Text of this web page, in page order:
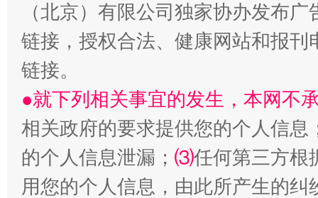
（北京）有限公司独家协办发布
链接，授权合法、健康网站和报
链接。
●就下列相关事宜的发生，本网不
相关政府的要求提供您的个人信息
的个人信息泄漏； ⑶任何第三方根
用您的个人信息，由此所产生的纠